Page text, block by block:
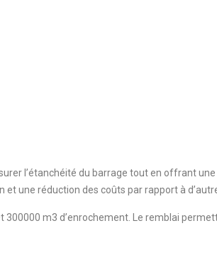
l’étanchéité du barrage tout en offrant
une réduction des coûts par rapport à
m3 d’enrochement. Le remblai